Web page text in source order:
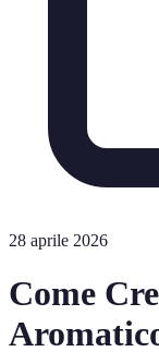
28 aprile 2026
Come